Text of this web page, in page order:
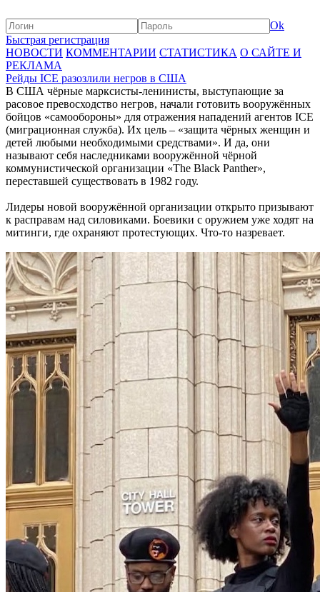
Ok
Быстрая регистрация
НОВОСТИ КОММЕНТАРИИ СТАТИСТИКА О САЙТЕ И
РЕКЛАМА
Рейды ICE разозлили негров в США
В США чёрные марксисты-ленинисты, выступающие за
расовое превосходство негров, начали готовить вооружённых
бойцов «самообороны» для отражения нападений агентов ICE
(миграционная служба). Их цель – «защита чёрных женщин и
детей любыми необходимыми средствами». И да, они
называют себя наследниками вооружённой чёрной
коммунистической организации «The Black Panther»,
переставшей существовать в 1982 году.
Лидеры новой вооружённой организации открыто призывают
к расправам над силовиками. Боевики с оружием уже ходят на
митинги, где охраняют протестующих. Что-то назревает.